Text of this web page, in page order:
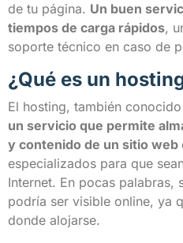
de tu página. Un buen
tiempos de carga rápidos,
soporte técnico en caso de
¿Qué es un
El hosting, también
un servicio que permite
y contenido de un sitio web
especializados para que
Internet. En pocas palabras,
podría ser visible online, ya
donde alojarse.